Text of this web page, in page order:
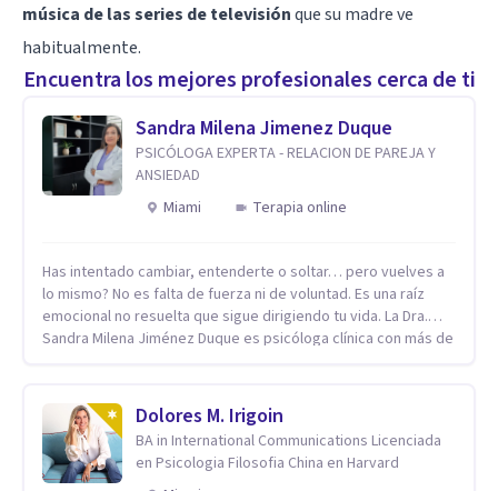
música de las series de televisiónque su madre ve
habitualmente.
Encuentra los mejores profesionales cerca de ti
Sandra Milena Jimenez Duque
PSICÓLOGA EXPERTA - RELACION DE PAREJA Y
ANSIEDAD
Miami
Terapia online
Has intentado cambiar, entenderte o soltar… pero vuelves a
lo mismo? No es falta de fuerza ni de voluntad. Es una raíz
emocional no resuelta que sigue dirigiendo tu vida. La Dra.
Sandra Milena Jiménez Duque es psicóloga clínica con más de
ansiedad, la baja autoestima, la dependencia emocional y los
conflictos de pareja. Ha trabajado con pacientes en
diferentes países, acompañando procesos complejos. Su
enfoque terapéutico se diferencia por una premisa clara: no
Dolores M. Irigoin
BA in International Communications Licenciada
en Psicologia Filosofia China en Harvard